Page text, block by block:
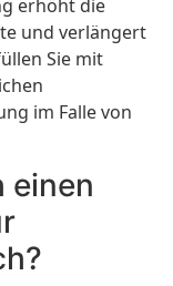
erhöht die
und verlängert
Sie mit
im Falle von
einen